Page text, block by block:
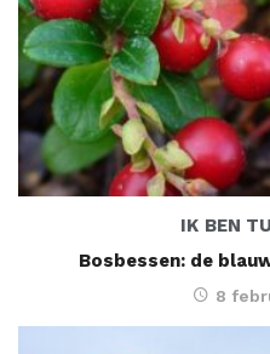
IK BEN
Bosbessen: de
8